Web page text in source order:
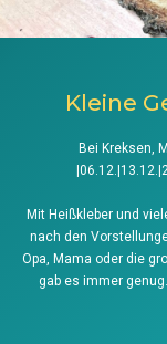
Kleine
Bei Kreksen,
Mit Heißkleber und
nach den
Opa, Mama oder die
gab es immer